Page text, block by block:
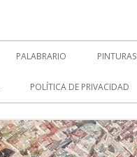
PALABRARIO PINTURAS
POLÍTICA DE PRIVACIDAD